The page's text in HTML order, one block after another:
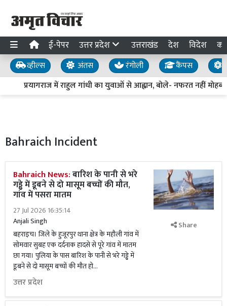
ई-पेपर उत्तर प्रदेश उत्तराखंड देश विदेश
व्हील्स अंतस रंगोली कैंपस
प्रयागराज में राहुल गांधी का युवाओं से आह्वान, बोले- नफरत नहीं
Bahraich Incident
Bahraich News:बारिश के पानी से भरे
गड्ढे में डूबने से दो मासूम बच्चों की मौत,
गांव में पसरा मातम
27 Jul 2026 16:35:14
Anjali Singh
बहराइच। जिले के हुजूरपुर थाना क्षेत्र के महौली गांव में
सोमवार सुबह एक दर्दनाक हादसे से पूरे गांव में मातम
छा गया। पुलिया के पास बारिश के पानी से भरे गड्ढे में
डूबने से दो मासूम बच्चों की मौत हो...
उत्तर प्रदेश
Share